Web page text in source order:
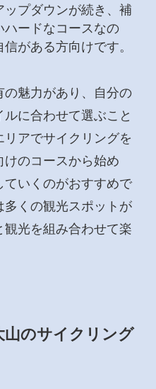
プダウンが続き、補
ードなコースなの
がある方向けです。
魅力があり、自分の
に合わせて選ぶこと
アでサイクリングを
のコースから始め
いくのがおすすめで
くの観光スポットが
光を組み合わせて楽
山のサイクリング